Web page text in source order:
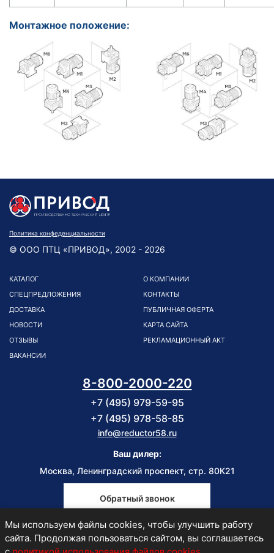
Монтажное положение:
Политика конфеденциальности
© ООО ПТЦ «ПРИВОД», 2002 - 2026
КАТАЛОГ
СПЕЦПРЕДЛОЖЕНИЯ
ДОСТАВКА
НОВОСТИ
ОТЗЫВЫ
ВАКАНСИИ
О КОМПАНИИ
КОНТАКТЫ
ПУБЛИЧНАЯ ОФЕРТА
КАРТА САЙТА
РЕКЛАМАЦИОННЫЙ АКТ
8-800-2000-220
+7 (495) 979-59-95
+7 (495) 978-58-85
info@reductor58.ru
Ваш дилер:
Москва, Ленинградский проспект, стр. 80К21
Обратный звонок
Пн-Пт
9:00-18:00
Мы используем файлы cookies, чтобы улучшить работу
сайта. Продолжая пользоваться сайтом, вы соглашаетесь